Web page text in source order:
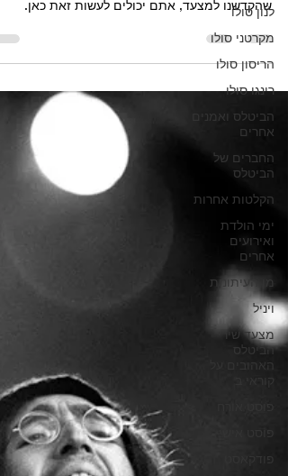
לנון סולו
מקרטני סולו
הריסון סולו
רינגו סולו
הביטלס ואמנים
אחרים
החברים של
הביטלס
הקלטות אחרות
ימי הולדת
ואירועים
אחרים
מן העיתונות
ויניל
מצעד שירי
הביטלס
האהובים על
פודקאסט
אם עדיין לא האזנתם לפרק הפודקאסט המיוחד
שהקדשנו למצעד, אתם יכולים לעשות זאת כאן.
עכשיו,...